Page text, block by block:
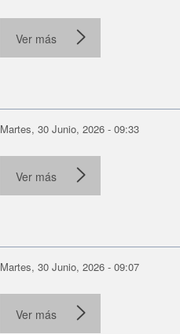
Ver más
Martes, 30 Junio, 2026 - 09:33
Ver más
Martes, 30 Junio, 2026 - 09:07
Ver más